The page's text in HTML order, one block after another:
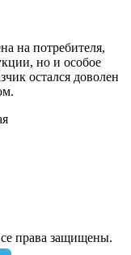
на потребителя,
но и особое
остался доволен
права защищены.